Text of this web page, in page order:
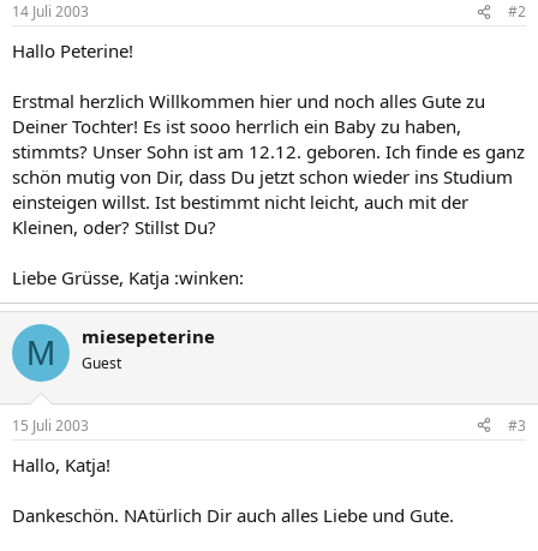
14 Juli 2003 #2
Hallo Peterine!
Erstmal herzlich Willkommen hier und noch alles Gute zu
Deiner Tochter! Es ist sooo herrlich ein Baby zu haben,
stimmts? Unser Sohn ist am 12.12. geboren. Ich finde es ganz
schön mutig von Dir, dass Du jetzt schon wieder ins Studium
einsteigen willst. Ist bestimmt nicht leicht, auch mit der
Kleinen, oder? Stillst Du?
Liebe Grüsse, Katja :winken:
M miesepeterine
Guest
15 Juli 2003 #3
Hallo, Katja!
Dankeschön. NAtürlich Dir auch alles Liebe und Gute.